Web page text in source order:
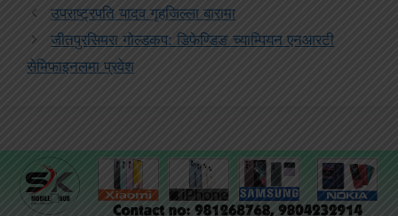
उपराष्ट्रपति यादव गृहजिल्ला बारामा
जीतपुरसिमरा गोल्डकप: डिफेण्डिङ च्याम्पियन एनआरटी
सेमिफाइनलमा प्रवेश